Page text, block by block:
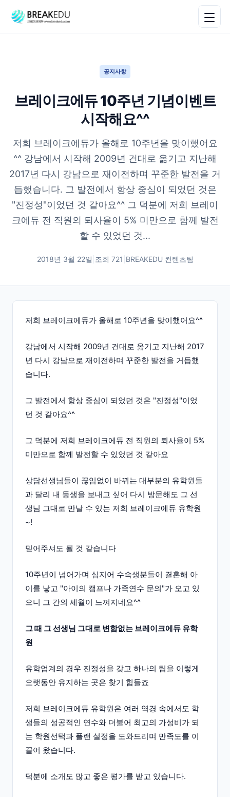
공지사항
브레이크에듀 10주년 기념이벤트
시작해요^^
저희 브레이크에듀가 올해로 10주년을 맞이했어요
^^ 강남에서 시작해 2009년 건대로 옮기고 지난해
2017년 다시 강남으로 재이전하며 꾸준한 발전을 거
듭했습니다. 그 발전에서 항상 중심이 되었던 것은
"진정성"이었던 것 같아요^^ 그 덕분에 저희 브레이
크에듀 전 직원의 퇴사율이 5% 미만으로 함께 발전
할 수 있었던 것...
2018년 3월 22일 조회 721 BREAKEDU 컨텐츠팀
저희 브레이크에듀가 올해로 10주년을 맞이했어요^^
강남에서 시작해 2009년 건대로 옮기고 지난해 2017
년 다시 강남으로 재이전하며 꾸준한 발전을 거듭했
습니다.
그 발전에서 항상 중심이 되었던 것은 "진정성"이었
던 것 같아요^^
그 덕분에 저희 브레이크에듀 전 직원의 퇴사율이 5%
미만으로 함께 발전할 수 있었던 것 같아요
상담선생님들이 끊임없이 바뀌는 대부분의 유학원들
과 달리 내 동생을 보내고 싶어 다시 방문해도 그 선
생님 그대로 만날 수 있는 저희 브레이크에듀 유학원
~!
믿어주셔도 될 것 같습니다
10주년이 넘어가며 심지어 수속생분들이 결혼해 아
이를 낳고 "아이의 캠프나 가족연수 문의"가 오고 있
으니 그 간의 세월이 느껴지네요^^
그 때 그 선생님 그대로 변함없는 브레이크에듀 유학
원
유학업계의 경우 진정성을 갖고 하나의 팀을 이렇게
오랫동안 유지하는 곳은 찾기 힘들죠
저희 브레이크에듀 유학원은 여러 역경 속에서도 학
생들의 성공적인 연수와 더불어 최고의 가성비가 되
는 학원선택과 플랜 설정을 도와드리며 만족도를 이
끌어 왔습니다.
덕분에 소개도 많고 좋은 평가를 받고 있습니다.